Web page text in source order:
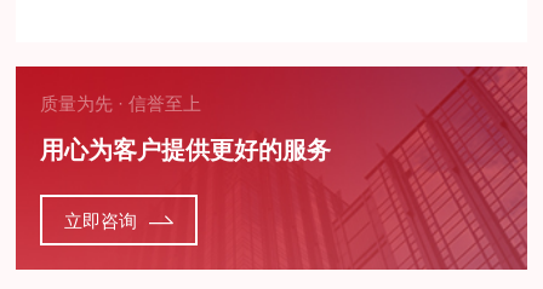
质量为先 · 信誉至上
用心为客户提供更好的服务
立即咨询